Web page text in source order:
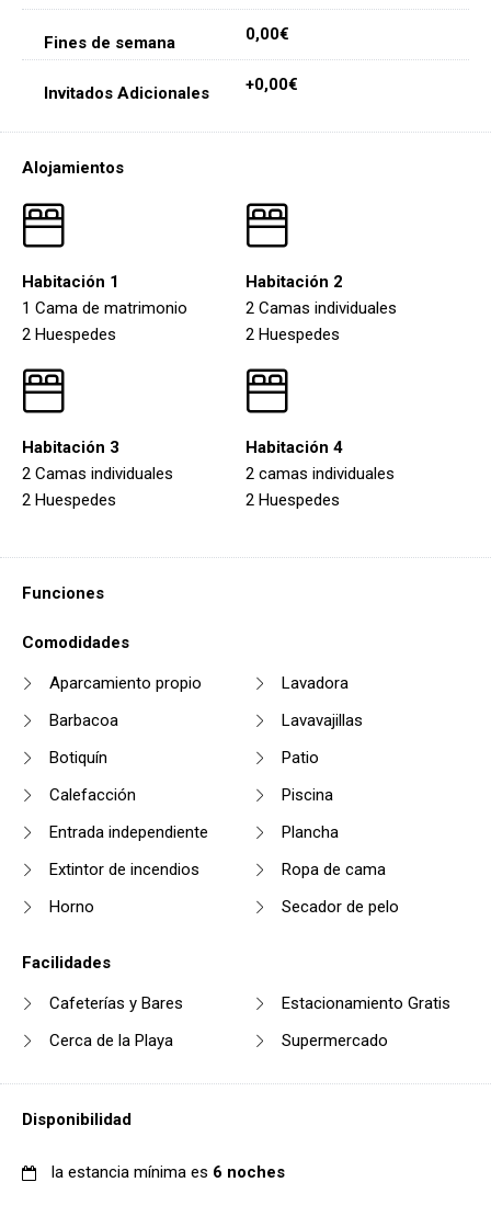
0,00€
+0,00€
Alojamientos
Habitación 1
1 Cama de matrimonio
2 Huespedes
Habitación 2
2 Camas individuales
2 Huespedes
Habitación 3
2 Camas individuales
2 Huespedes
Habitación 4
2 camas individuales
2 Huespedes
Funciones
Comodidades
Aparcamiento propio
Barbacoa
Botiquín
Calefacción
Entrada independiente
Extintor de incendios
Horno
Lavadora
Lavavajillas
Patio
Piscina
Plancha
Ropa de cama
Secador de pelo
Facilidades
Cafeterías y Bares
Cerca de la Playa
Estacionamiento Gratis
Supermercado
Disponibilidad
la estancia mínima es 6 noches